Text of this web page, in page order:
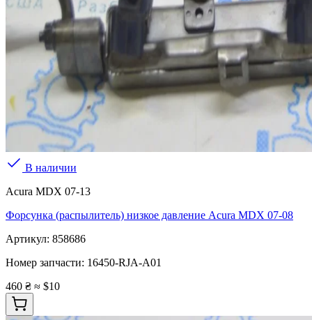
В наличии
Acura MDX 07-13
Форсунка (распылитель) низкое давление Acura MDX 07-08
Артикул: 858686
Номер запчасти: 16450-RJA-A01
460 ₴ ≈ $10